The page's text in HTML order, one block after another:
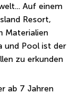
Auf einem
Resort,
Materialien
und Pool ist der
zu erkunden
ab 7 Jahren